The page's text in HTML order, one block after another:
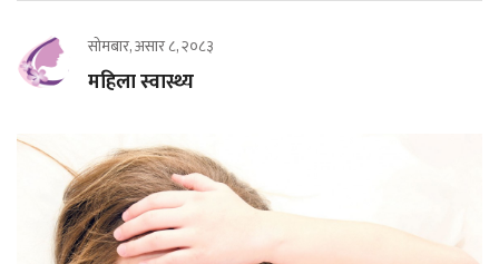
सोमबार, असार ८, २०८३
महिला स्वास्थ्य